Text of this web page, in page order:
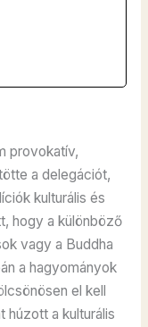
provokatív,
a delegációt,
kulturális és
hogy a különböző
vagy a Buddha
a hagyományok
el kell
húzott a kulturális